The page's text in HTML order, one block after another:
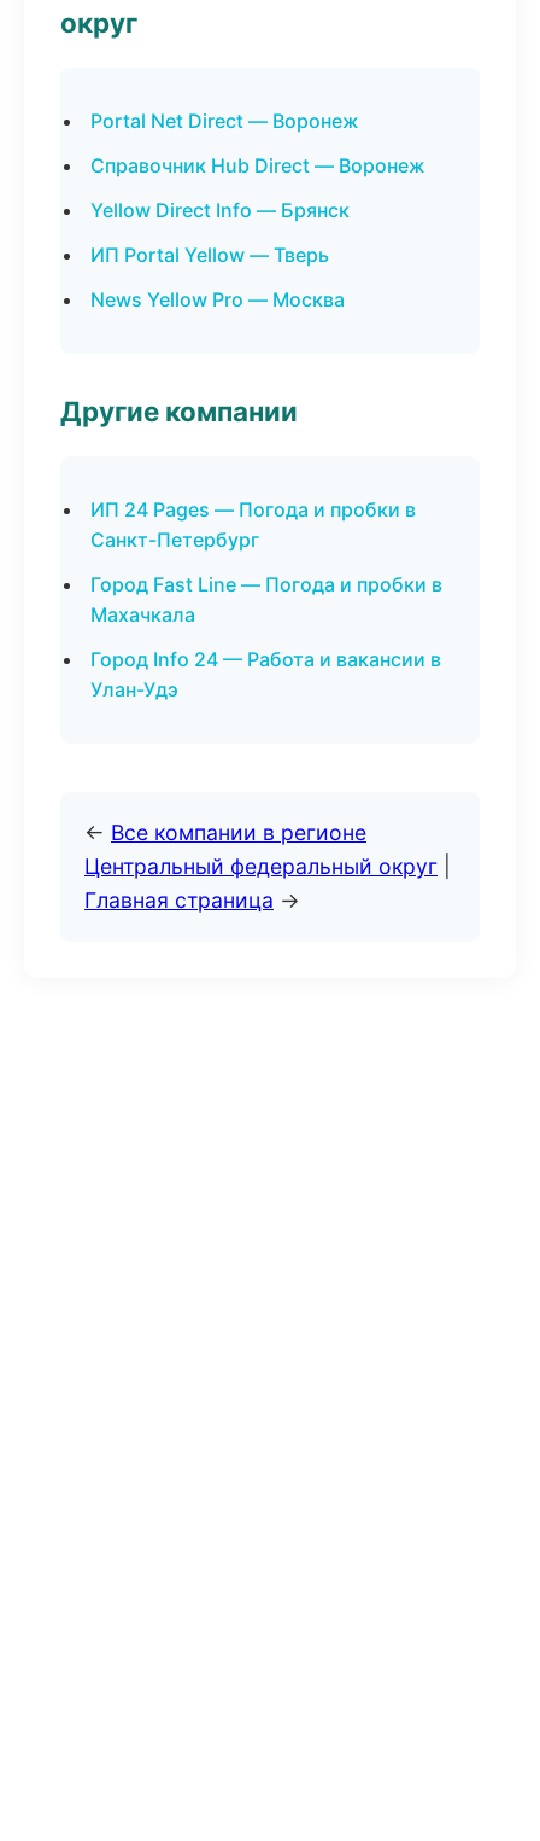
округ
Portal Net Direct — Воронеж
Справочник Hub Direct — Воронеж
Yellow Direct Info — Брянск
ИП Portal Yellow — Тверь
News Yellow Pro — Москва
Другие компании
ИП 24 Pages — Погода и пробки в
Санкт-Петербург
Город Fast Line — Погода и пробки в
Махачкала
Город Info 24 — Работа и вакансии в
Улан-Удэ
← Все компании в регионе
Центральный федеральный округ
Главная страница →